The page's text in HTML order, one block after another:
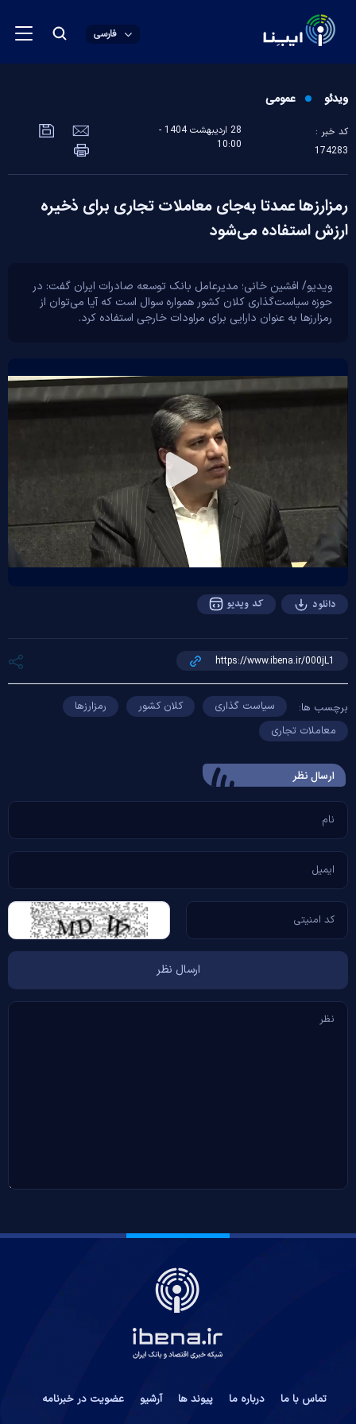
فارسی
ویدئو عمومی
کد خبر :
174283
28 ارديبهشت 1404 -
10:00
رمزارز‌ها عمدتا به‌جای معاملات تجاری برای ذخیره
ارزش استفاده می‌شود
ویدیو/ افشین خانی؛ مدیرعامل بانک توسعه صادرات ایران گفت: در
حوزه سیاست‌گذاری کلان کشور همواره سوال است که آیا می‌توان از
رمزارز‌ها به عنوان دارایی برای مراودات خارجی استفاده کرد.
Play
Video
دانلود کد ویدیو
برچسب ها: سیاست گذاری کلان کشور
رمزارزها
معاملات تجاری
ارسال‌ نظر
تماس با ما درباره ما پیوند ها آرشیو
عضویت در خبرنامه